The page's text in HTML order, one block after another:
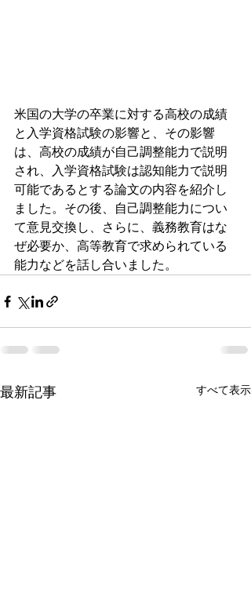
米国の大学の卒業に対する高校の成績
と入学資格試験の影響と、その影響
は、高校の成績が自己調整能力で説明
され、入学資格試験は認知能力で説明
可能であるとする論文の内容を紹介し
ました。その後、自己調整能力につい
て意見交換し、さらに、義務教育はな
ぜ必要か、高等教育で求められている
能力などを話し合いました。
最新記事 すべて表示